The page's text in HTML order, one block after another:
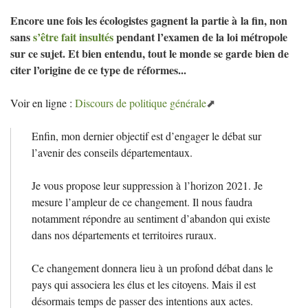
Encore une fois les écologistes gagnent la partie à la fin, non
sanss’être fait insultéspendant l’examen de la loi métropole
sur ce sujet. Et bien entendu, tout le monde se garde bien de
citer l’origine de ce type de réformes...
Voir en ligne : Discours de politique générale
Enfin, mon dernier objectif est d’engager le débat sur
l’avenir des conseils départementaux.
Je vous propose leur suppression à l’horizon 2021. Je
mesure l’ampleur de ce changement. Il nous faudra
notamment répondre au sentiment d’abandon qui existe
dans nos départements et territoires ruraux.
Ce changement donnera lieu à un profond débat dans le
pays qui associera les élus et les citoyens. Mais il est
désormais temps de passer des intentions aux actes.